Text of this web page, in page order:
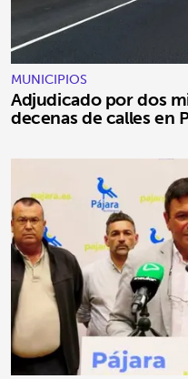
MUNICIPIOS
Adjudicado por dos
decenas de calles en